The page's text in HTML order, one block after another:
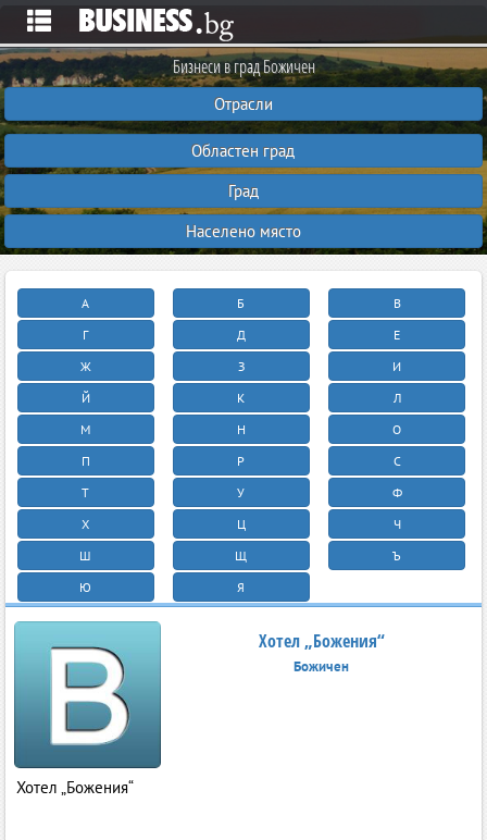
Бизнеси в град Божичен
Отрасли
Областен град
Град
Населено място
А Б
В
Г
Д
Е
Ж
З
И
Й
К
Л
М
Н
О
П
Р
С
Т
У
Ф
Х
Ц
Ч
Ш
Щ
Ъ
Ю
Я
Хотел „Божения“
Божичен
Хотел „Божения“